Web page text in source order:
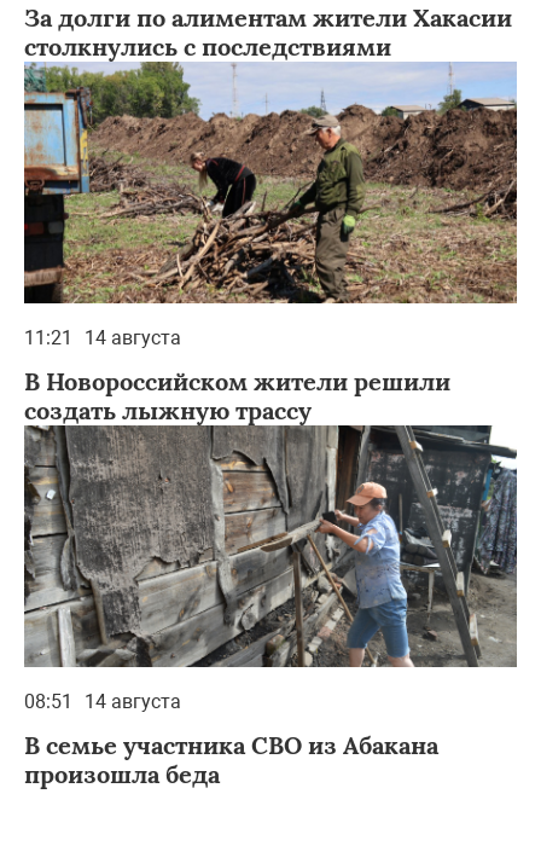
За долги по алиментам жители Хакасии
столкнулись с последствиями
11:21 14 августа
В Новороссийском жители решили
создать лыжную трассу
08:51 14 августа
В семье участника СВО из Абакана
произошла беда